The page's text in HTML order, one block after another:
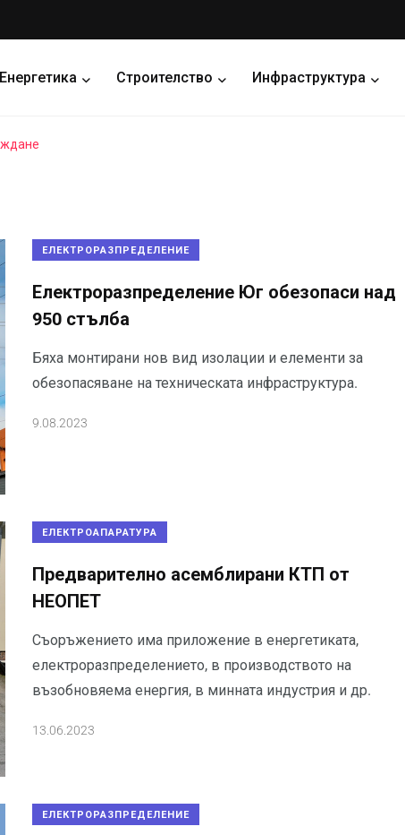
Енергетика Строителство Инфраструктура
ЕЛЕКТРОРАЗПРЕДЕЛЕНИЕ
Електроразпределение Юг обезопаси над
950 стълба
Бяха монтирани нов вид изолации и елементи за
обезопасяване на техническата инфраструктура.
9.08.2023
ЕЛЕКТРОАПАРАТУРА
Предварително асемблирани КТП от
НЕОПЕТ
Съоръжението има приложение в енергетиката,
електроразпределението, в производството на
възобновяема енергия, в минната индустрия и др.
13.06.2023
ЕЛЕКТРОРАЗПРЕДЕЛЕНИЕ